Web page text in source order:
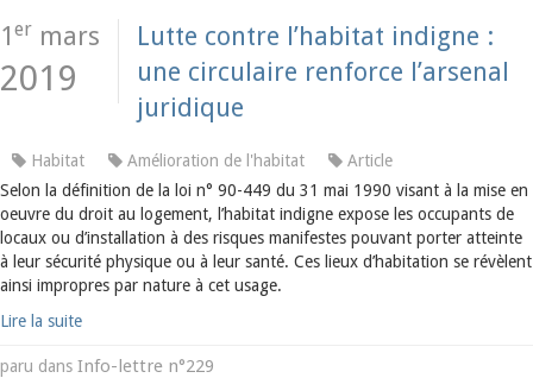
1 er mars
2019
Lutte contre l’habitat indigne :
une circulaire renforce l’arsenal
juridique
Habitat Amélioration de l'habitat
Article
Selon la définition de la loi n° 90-449 du 31 mai 1990 visant à la mise en
oeuvre du droit au logement, l’habitat indigne expose les occupants de
locaux ou d’installation à des risques manifestes pouvant porter atteinte
à leur sécurité physique ou à leur santé. Ces lieux d’habitation se révèlent
ainsi impropres par nature à cet usage.
Lire la suite
paru dans Info-lettre n°229